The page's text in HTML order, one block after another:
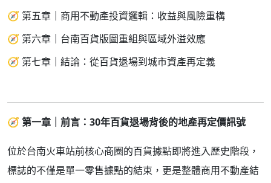
🧭 第五章｜商用不動產投資邏輯：收益與風險重構
🧭 第六章｜台南百貨版圖重組與區域外溢效應
🧭 第七章｜結論：從百貨退場到城市資產再定義
🧭 第一章｜前言：30年百貨退場背後的地產再定價訊號
位於台南火車站前核心商圈的百貨據點即將進入歷史階段，
標誌的不僅是單一零售據點的結束，更是整體商用不動產結